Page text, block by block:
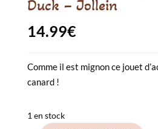
Duck – Jollein
14.99€
Comme il est mignon ce jouet
canard !
1 en stock